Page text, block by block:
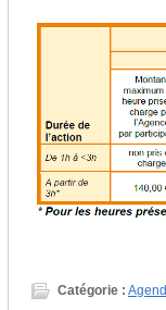
Catégorie :